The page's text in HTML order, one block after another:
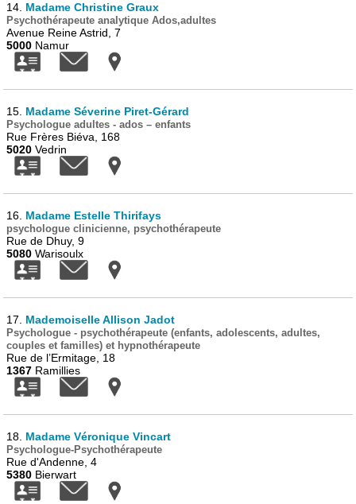
14. Madame Christine Graux
Psychothérapeute analytique Ados,adultes
Avenue Reine Astrid, 7
5000 Namur
15. Madame Séverine Piret-Gérard
Psychologue adultes - ados – enfants
Rue Frères Biéva, 168
5020 Vedrin
16. Madame Estelle Thirifays
psychologue clinicienne, psychothérapeute
Rue de Dhuy, 9
5080 Warisoulx
17. Mademoiselle Allison Jadot
Psychologue - psychothérapeute (enfants, adolescents, adultes,
couples et familles) et hypnothérapeute
Rue de l’Ermitage, 18
1367 Ramillies
18. Madame Véronique Vincart
Psychologue-Psychothérapeute
Rue d'Andenne, 4
5380 Bierwart